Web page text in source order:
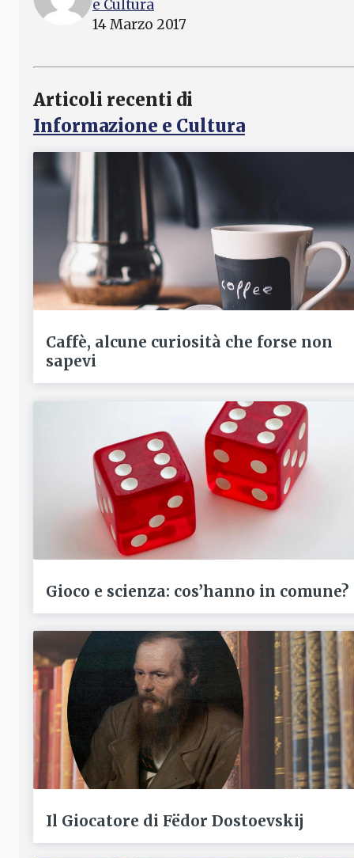
e Cultura
14 Marzo 2017
Articoli recenti di
Informazione e Cultura
Caffè, alcune curiosità che forse non
sapevi
Gioco e scienza: cos’hanno in comune?
Il Giocatore di Fëdor Dostoevskij